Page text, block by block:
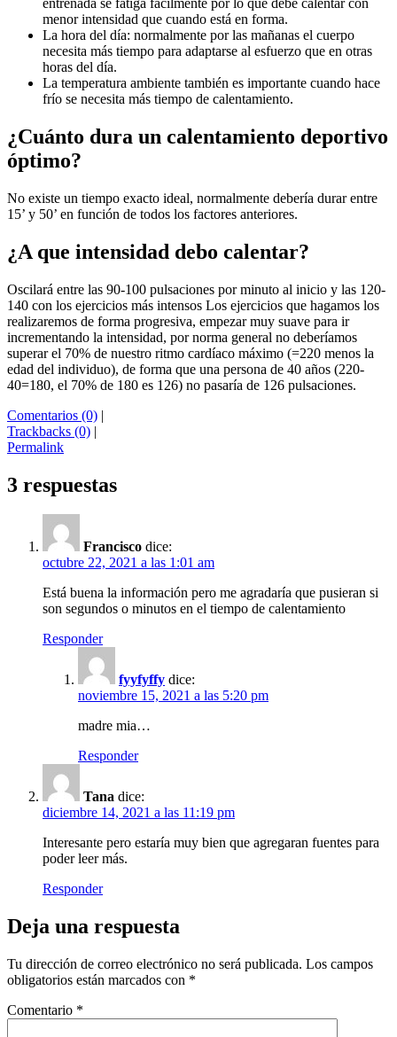
entrenada se fatiga fácilmente por lo que debe calentar con
menor intensidad que cuando está en forma.
La hora del día: normalmente por las mañanas el cuerpo
necesita más tiempo para adaptarse al esfuerzo que en otras
horas del día.
La temperatura ambiente también es importante cuando hace
frío se necesita más tiempo de calentamiento.
¿Cuánto dura un calentamiento deportivo
óptimo?
No existe un tiempo exacto ideal, normalmente debería durar entre
15’ y 50’ en función de todos los factores anteriores.
¿A que intensidad debo calentar?
Oscilará entre las 90-100 pulsaciones por minuto al inicio y las 120-
140 con los ejercicios más intensos Los ejercicios que hagamos los
realizaremos de forma progresiva, empezar muy suave para ir
incrementando la intensidad, por norma general no deberíamos
superar el 70% de nuestro ritmo cardíaco máximo (=220 menos la
edad del individuo), de forma que una persona de 40 años (220-
40=180, el 70% de 180 es 126) no pasaría de 126 pulsaciones.
Comentarios (0) |
Trackbacks (0) |
Permalink
3 respuestas
Francisco dice:
octubre 22, 2021 a las 1:01 am
Está buena la información pero me agradaría que pusieran si
son segundos o minutos en el tiempo de calentamiento
Responder
fyyfyffy dice:
noviembre 15, 2021 a las 5:20 pm
madre mia…
Responder
Tana dice:
diciembre 14, 2021 a las 11:19 pm
Interesante pero estaría muy bien que agregaran fuentes para
poder leer más.
Responder
Deja una respuesta
Tu dirección de correo electrónico no será publicada. Los campos
obligatorios están marcados con *
Comentario *